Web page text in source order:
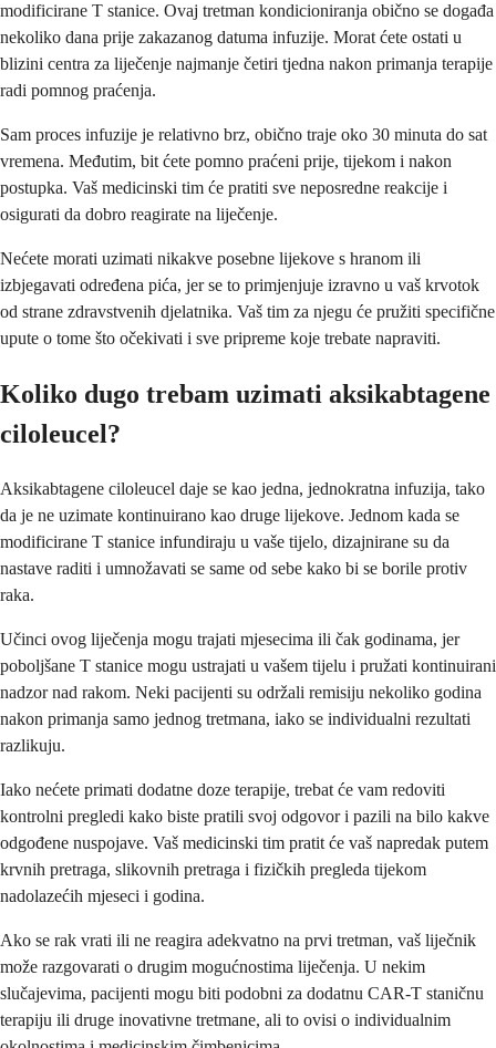
modificirane T stanice. Ovaj tretman kondicioniranja obično se događa
nekoliko dana prije zakazanog datuma infuzije. Morat ćete ostati u
blizini centra za liječenje najmanje četiri tjedna nakon primanja terapije
radi pomnog praćenja.
Sam proces infuzije je relativno brz, obično traje oko 30 minuta do sat
vremena. Međutim, bit ćete pomno praćeni prije, tijekom i nakon
postupka. Vaš medicinski tim će pratiti sve neposredne reakcije i
osigurati da dobro reagirate na liječenje.
Nećete morati uzimati nikakve posebne lijekove s hranom ili
izbjegavati određena pića, jer se to primjenjuje izravno u vaš krvotok
od strane zdravstvenih djelatnika. Vaš tim za njegu će pružiti specifične
upute o tome što očekivati i sve pripreme koje trebate napraviti.
Koliko dugo trebam uzimati aksikabtagene
ciloleucel?
Aksikabtagene ciloleucel daje se kao jedna, jednokratna infuzija, tako
da je ne uzimate kontinuirano kao druge lijekove. Jednom kada se
modificirane T stanice infundiraju u vaše tijelo, dizajnirane su da
nastave raditi i umnožavati se same od sebe kako bi se borile protiv
raka.
Učinci ovog liječenja mogu trajati mjesecima ili čak godinama, jer
poboljšane T stanice mogu ustrajati u vašem tijelu i pružati kontinuirani
nadzor nad rakom. Neki pacijenti su održali remisiju nekoliko godina
nakon primanja samo jednog tretmana, iako se individualni rezultati
razlikuju.
Iako nećete primati dodatne doze terapije, trebat će vam redoviti
kontrolni pregledi kako biste pratili svoj odgovor i pazili na bilo kakve
odgođene nuspojave. Vaš medicinski tim pratit će vaš napredak putem
krvnih pretraga, slikovnih pretraga i fizičkih pregleda tijekom
nadolazećih mjeseci i godina.
Ako se rak vrati ili ne reagira adekvatno na prvi tretman, vaš liječnik
može razgovarati o drugim mogućnostima liječenja. U nekim
slučajevima, pacijenti mogu biti podobni za dodatnu CAR-T staničnu
terapiju ili druge inovativne tretmane, ali to ovisi o individualnim